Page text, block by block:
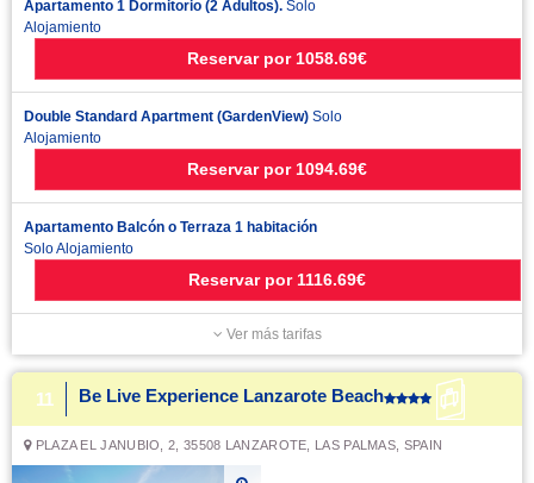
Apartamento 1 Dormitorio (2 Adultos). Solo
Alojamiento
Reservar por 1058.69€
Double Standard Apartment (GardenView) Solo
Alojamiento
Reservar por 1094.69€
Apartamento Balcón o Terraza 1 habitación
Solo Alojamiento
Reservar por 1116.69€
Ver más tarifas
11 Be Live Experience Lanzarote Beach
PLAZA EL JANUBIO, 2, 35508 LANZAROTE, LAS PALMAS, SPAIN